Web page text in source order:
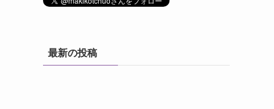
最新の投稿